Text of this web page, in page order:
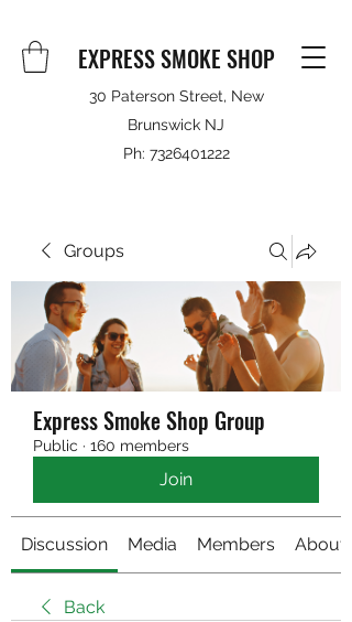
EXPRESS SMOKE SHOP
30 Paterson Street, New
Brunswick NJ
Ph: 7326401222
Groups
Express Smoke Shop Group
Public · 160 members
Join
Discussion Media Members About
Back